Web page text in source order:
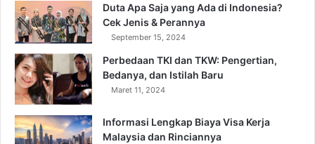
Duta Apa Saja yang Ada di Indonesia?
Cek Jenis & Perannya
September 15, 2024
Perbedaan TKI dan TKW: Pengertian,
Bedanya, dan Istilah Baru
Maret 11, 2024
Informasi Lengkap Biaya Visa Kerja
Malaysia dan Rinciannya